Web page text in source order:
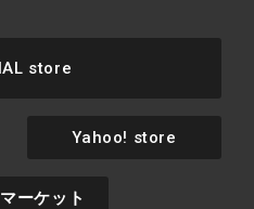
store
Yahoo! store
マーケット